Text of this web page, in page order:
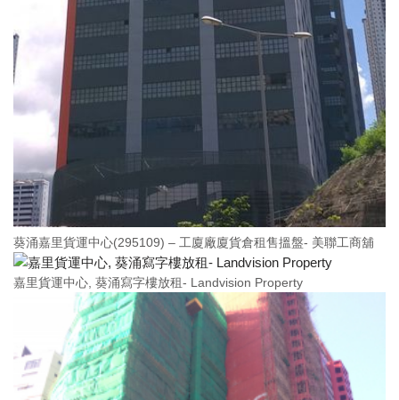
葵涌嘉里貨運中心(295109) – 工廈廠廈貨倉租售搵盤- 美聯工商舖
嘉里貨運中心, 葵涌寫字樓放租- Landvision Property